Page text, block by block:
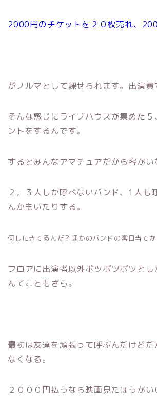
2000円のチケットを２０枚売れ、
がノルマとして課せられます。出演費
そんな感じにライブハウスが集めた
ントをするんです。
するとみんなアマチュアだから客が
２，３人しか呼べないバンド、1人も
んかもいたりする。
何しにきてるんだ？ほかのバンドの客目当てか
フロアに出演者以外ポツポツポツとし
んてこともざら。
最初は友達を頑張って呼ぶんだけど
なくなる。
２０００円払うなら映画見たほうが